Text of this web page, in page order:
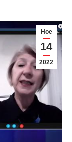
Ное
14
2022